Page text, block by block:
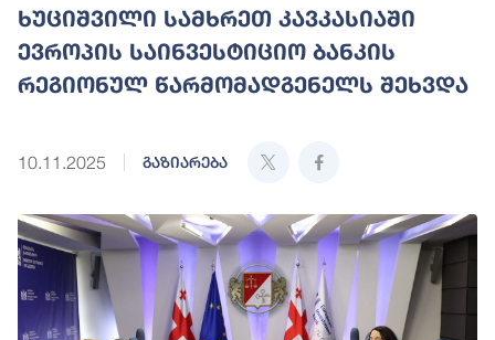
ხუციშვილი სამხრეთ კავკასიაში
ევროპის საინვესტიციო ბანკის
რეგიონულ წარმომადგენელს შეხვდა
10.11.2025 გაზიარება